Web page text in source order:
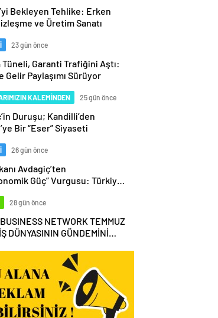
Bekleyen Tehlike: Erken
ve Üretim Sanatı
23 gün önce
Tüneli, Garanti Trafiğini Aştı:
Gelir Paylaşımı Sürüyor
KALEMİNDEN 25 gün önce
Duruşu; Kandilli’den
Bir “Eser” Siyaseti
26 gün önce
Avdagiç’ten
Güç” Vurgusu: Türkiye,
28 gün önce
NETWORK TEMMUZ
DÜNYASININ GÜNDEMİNİ